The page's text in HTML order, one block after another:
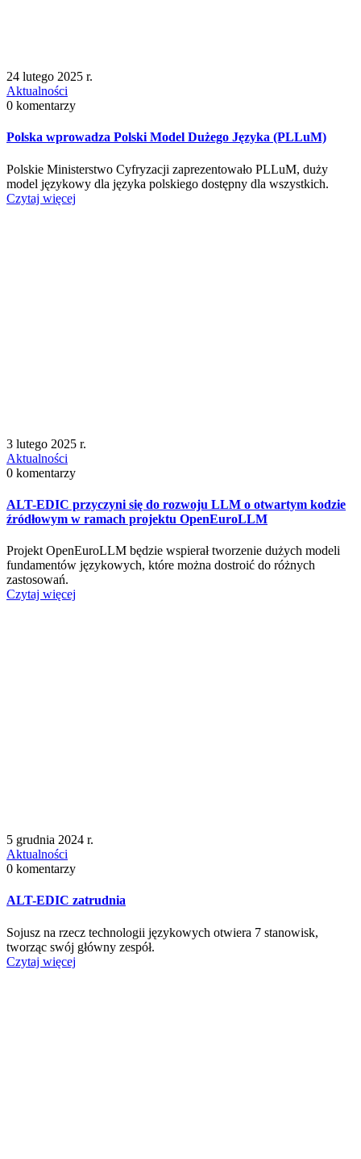
24 lutego 2025 r.
Aktualności
0 komentarzy
Polska wprowadza Polski Model Dużego Języka (PLLuM)
Polskie Ministerstwo Cyfryzacji zaprezentowało PLLuM, duży
model językowy dla języka polskiego dostępny dla wszystkich.
Czytaj więcej
3 lutego 2025 r.
Aktualności
0 komentarzy
ALT-EDIC przyczyni się do rozwoju LLM o otwartym kodzie
źródłowym w ramach projektu OpenEuroLLM
Projekt OpenEuroLLM będzie wspierał tworzenie dużych modeli
fundamentów językowych, które można dostroić do różnych
zastosowań.
Czytaj więcej
5 grudnia 2024 r.
Aktualności
0 komentarzy
ALT-EDIC zatrudnia
Sojusz na rzecz technologii językowych otwiera 7 stanowisk,
tworząc swój główny zespół.
Czytaj więcej